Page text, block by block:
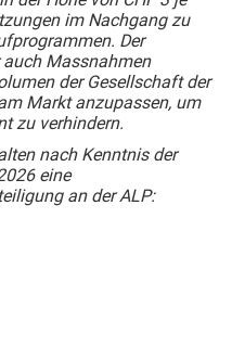
im Nachgang zu
Der
Massnahmen
der Gesellschaft der
Markt anzupassen, um
zu verhindern.
nach Kenntnis der
eine
an der ALP: